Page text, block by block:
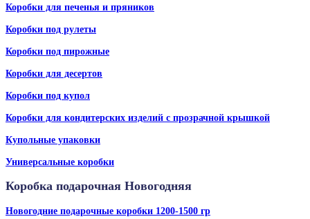
Коробки для печенья и пряников
Коробки под рулеты
Коробки под пирожные
Коробки для десертов
Коробки под купол
Коробки для кондитерских изделий с прозрачной крышкой
Купольные упаковки
Универсальные коробки
Коробка подарочная Новогодняя
Новогодние подарочные коробки 1200-1500 гр